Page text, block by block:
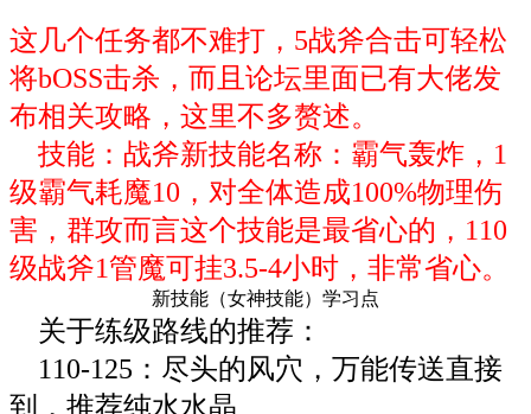
这几个任务都不难打，5战斧合击可轻松
将bOSS击杀，而且论坛里面已有大佬发
布相关攻略，这里不多赘述。
技能：战斧新技能名称：霸气轰炸，1
级霸气耗魔10，对全体造成100%物理伤
害，群攻而言这个技能是最省心的，110
级战斧1管魔可挂3.5-4小时，非常省心。
新技能（女神技能）学习点
关于练级路线的推荐：
110-125：尽头的风穴，万能传送直接
到，推荐纯水水晶